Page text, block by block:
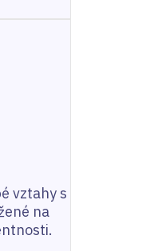
vztahy s
na